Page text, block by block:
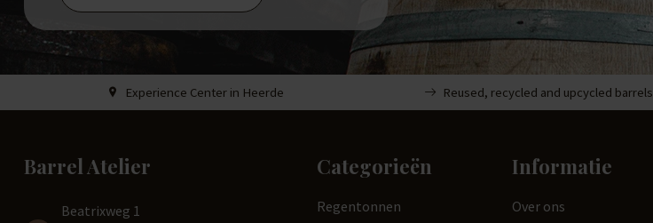
Experience Center in Heerde Reused, recycled and upcycled barrels
Barrel Atelier
Beatrixweg 1
Categorieën
Regentonnen
Informatie
Over ons